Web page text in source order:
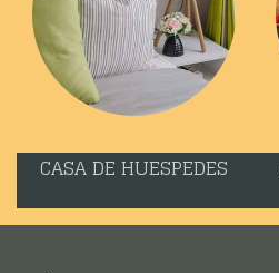
CASA DE HUESPEDES